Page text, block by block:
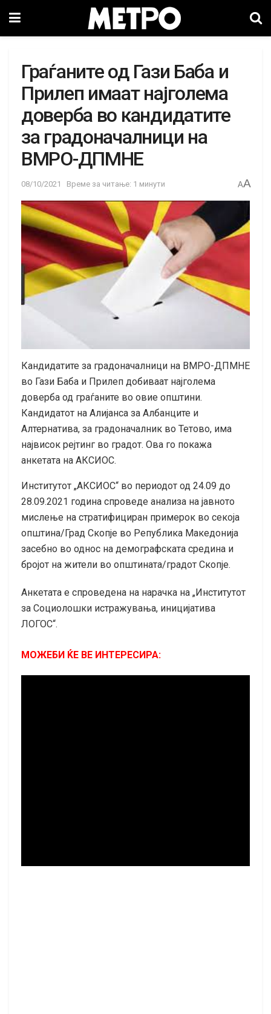
Граѓаните од Гази Баба и
Прилеп имаат најголема
доверба во кандидатите
за градоначалници на
ВМРО-ДПМНЕ
08/10/2021 Време за читање: 1 минути AA
Кандидатите за градоначалници на ВМРО-ДПМНЕ
во Гази Баба и Прилеп добиваат најголема
доверба од граѓаните во овие општини.
Кандидатот на Алијанса за Албанците и
Алтернатива, за градоначалник во Тетово, има
највисок рејтинг во градот. Ова го покажа
анкетата на АКСИОС.
Институтот „АКСИОС“ во периодот од 24.09 до
28.09.2021 година спроведе анализа на јавното
мислење на стратифициран примерок во секоја
општина/Град Скопје во Република Македонија
засебно во однос на демографската средина и
бројот на жители во општината/градот Скопје.
Анкетата е спроведена на нарачка на „Институтот
за Социолошки истражувања, иницијатива
ЛОГОС“.
МОЖЕБИ ЌЕ ВЕ ИНТЕРЕСИРА: